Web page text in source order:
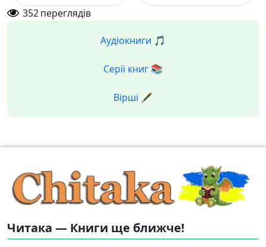
352переглядів
Аудіокниги 🎵
Серії книг 📚
Вірші 🖋️
Читака — Книги ще ближче!